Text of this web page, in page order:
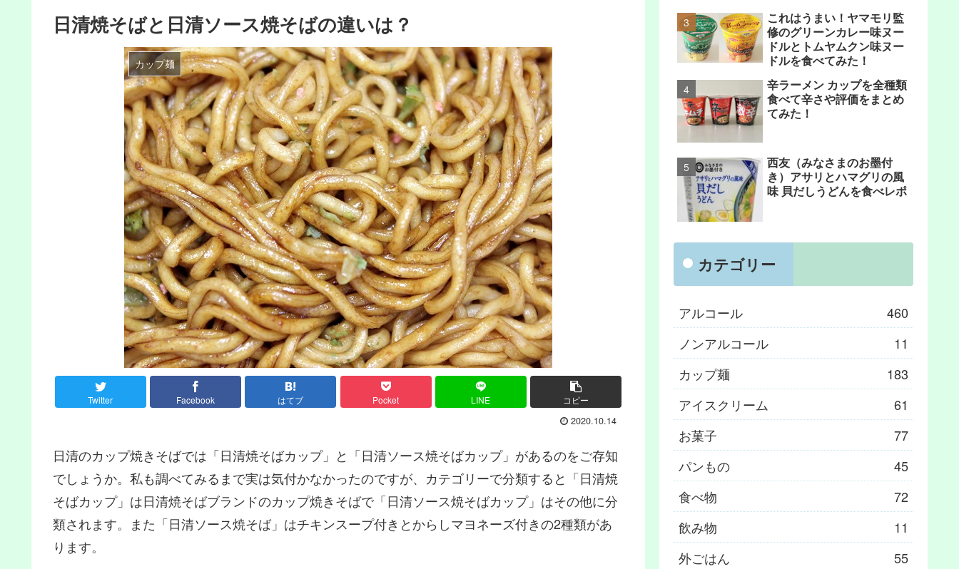
日清焼そばと日清ソース焼そばの違いは？
カップ麺
Twitter Facebook はてブ Pocket LINE コピー
2020.10.14
日清のカップ焼きそばでは「日清焼そばカップ」と「日清ソース焼そばカップ」があるのをご存知
でしょうか。私も調べてみるまで実は気付かなかったのですが、カテゴリーで分類すると「日清焼
そばカップ」は日清焼そばブランドのカップ焼きそばで「日清ソース焼そばカップ」はその他に分
類されます。また「日清ソース焼そば」はチキンスープ付きとからしマヨネーズ付きの2種類があ
ります。
これはうまい！ヤマモリ監
修のグリーンカレー味ヌー
ドルとトムヤムクン味ヌー
ドルを食べてみた！
辛ラーメン カップを全種類
食べて辛さや評価をまとめ
てみた！
西友（みなさまのお墨付
き）アサリとハマグリの風
味 貝だしうどんを食べレポ
カテゴリー
アルコール
460
ノンアルコール
11
カップ麺
183
アイスクリーム
61
お菓子
77
パンもの
45
食べ物
72
飲み物
11
外ごはん
55